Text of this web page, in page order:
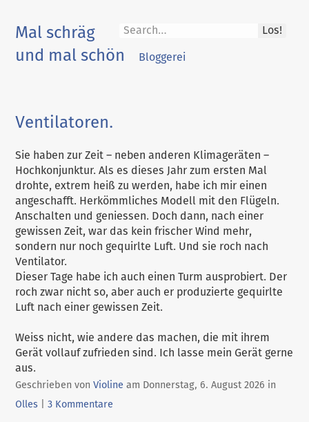
content
Los!
Mal schräg
und mal schön
Bloggerei
Ventilatoren.
Sie haben zur Zeit – neben anderen Klimageräten –
Hochkonjunktur. Als es dieses Jahr zum ersten Mal
drohte, extrem heiß zu werden, habe ich mir einen
angeschafft. Herkömmliches Modell mit den Flügeln.
Anschalten und geniessen. Doch dann, nach einer
gewissen Zeit, war das kein frischer Wind mehr,
sondern nur noch gequirlte Luft. Und sie roch nach
Ventilator.
Dieser Tage habe ich auch einen Turm ausprobiert. Der
roch zwar nicht so, aber auch er produzierte gequirlte
Luft nach einer gewissen Zeit.
Weiss nicht, wie andere das machen, die mit ihrem
Gerät vollauf zufrieden sind. Ich lasse mein Gerät gerne
aus.
Geschrieben vonVioline am Donnerstag, 6. August 2026 in
Olles |3 Kommentare